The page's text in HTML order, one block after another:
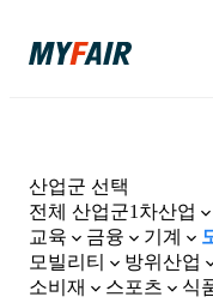
산업군 선택
전체 산업군1차산업
교육
금융 기계
모빌리티
방위산업
소비재
스포츠 식